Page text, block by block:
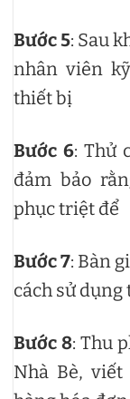
Bước 5: Sau
nhân viên
thiết bị
Bước 6: Thử
đảm bảo
phục triệt để
Bước 7: Bàn
cách sử
Bước 8: Thu
Nhà Bè,